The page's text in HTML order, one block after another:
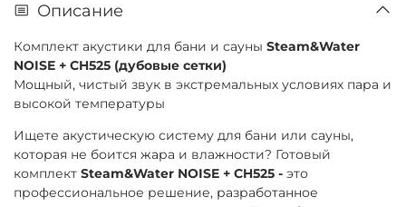
Описание
Комплект акустики для бани и сауны Steam&Water
NOISE + CH525 (дубовые сетки)
Мощный, чистый звук в экстремальных условиях пара и
высокой температуры
Ищете акустическую систему для бани или сауны,
которая не боится жара и влажности? Готовый
комплект Steam&Water NOISE + CH525 - это
профессиональное решение, разработанное